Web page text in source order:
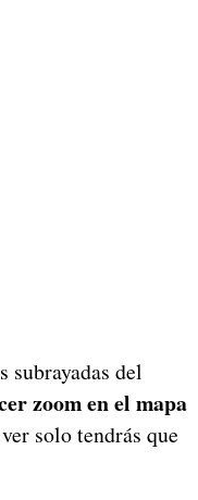
subrayadas del
zoom en el mapa
solo tendrás que